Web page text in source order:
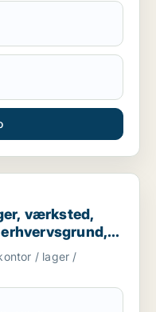
butik, klinik,
værksted,
hotel eller
i Region
/ lager /